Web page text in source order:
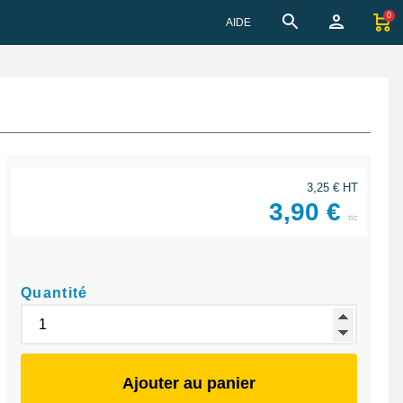
AIDE
0
3,25 € HT
3,90 € ttc
Quantité
Ajouter au panier